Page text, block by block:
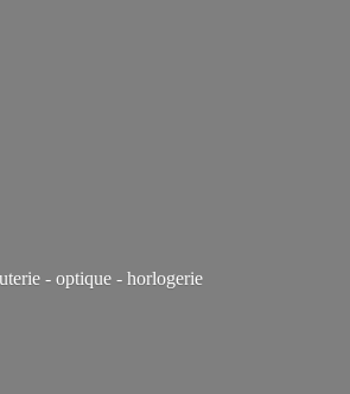
- optique - horlogerie